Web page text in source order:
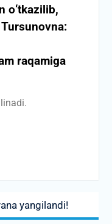
о‘tkazilib,
Tursunovna:
raqamiga
yangilandi!